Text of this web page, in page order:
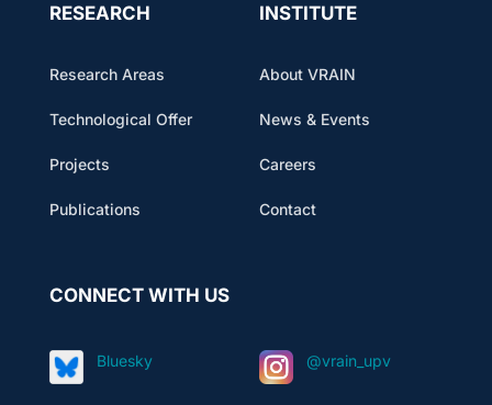
RESEARCH
Research Areas
Technological Offer
Projects
Publications
INSTITUTE
About VRAIN
News & Events
Careers
Contact
CONNECT WITH US
Bluesky @vrain_upv